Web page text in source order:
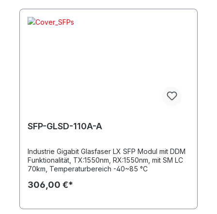
SFP-GLSD-110A-A
Industrie Gigabit Glasfaser LX SFP Modul mit DDM
Funktionalität, TX:1550nm, RX:1550nm, mit SM LC
70km, Temperaturbereich -40~85 °C
306,00 €*